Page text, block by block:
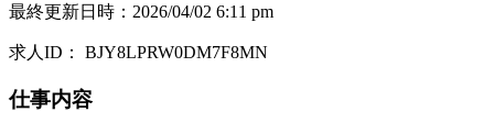
最終更新日時 ： 2026/04/02 6:11 pm
求人ID ： BJY8LPRW0DM7F8MN
仕事内容